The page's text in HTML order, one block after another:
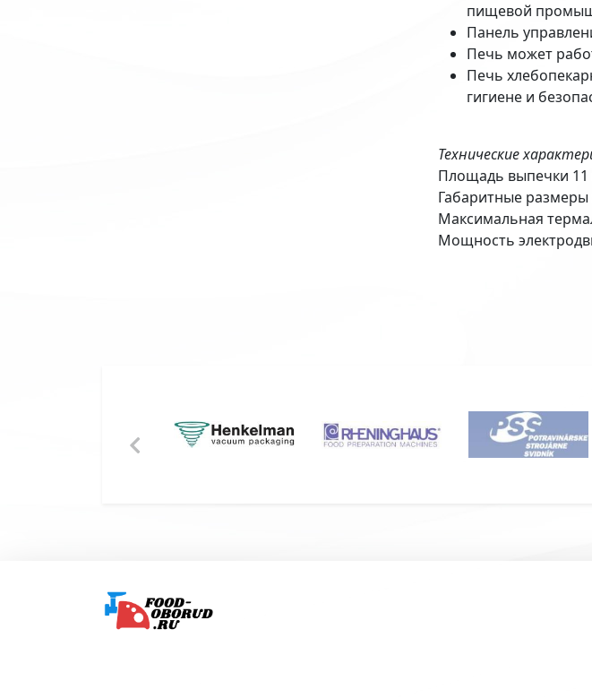
пищевой
Панель
Печь может
Печь
гигиене и
Технические
Площадь выпечки 11
Габаритные
Максимальная
Мощность